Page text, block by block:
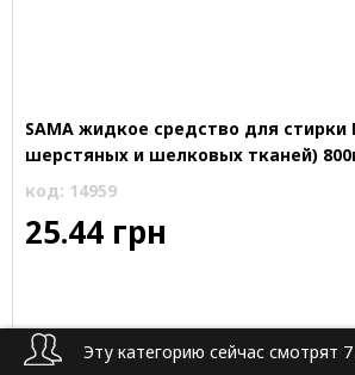
SAMA жидкое средство для
шерстяных и шелковых тканей)
код: 14959
25.44 грн
Эту категорию сейчас смотрят